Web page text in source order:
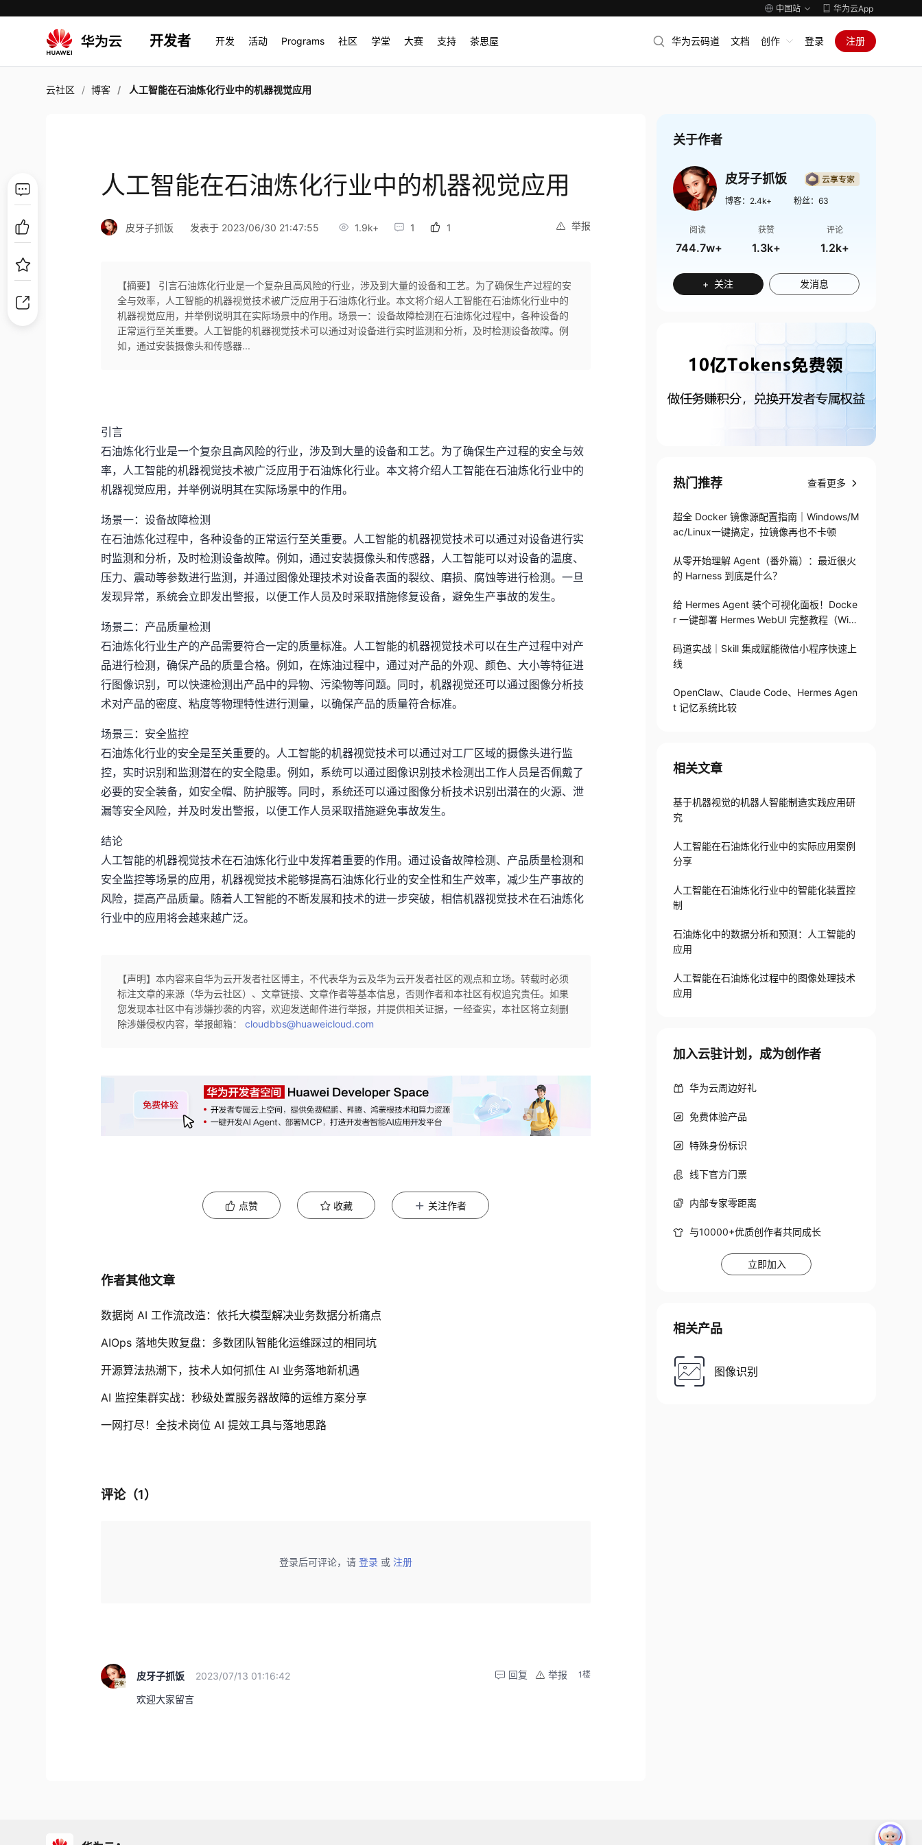
中国站 华为云App
开发者 开发 活动 Programs 社区 学堂 大赛 支持 茶思屋 华为云码道 文档 创作 登录 注册
云社区 博客 人工智能在石油炼化行业中的机器视觉应用
人工智能在石油炼化行业中的机器视觉应用
举报
皮牙子抓饭 发表于 2023/06/30 21:47:55 1.9k+ 1 1
【摘要】 引言石油炼化行业是一个复杂且高风险的行业，涉及到大量的设备和工艺。为了确保生产过程的安
全与效率，人工智能的机器视觉技术被广泛应用于石油炼化行业。本文将介绍人工智能在石油炼化行业中的
机器视觉应用，并举例说明其在实际场景中的作用。场景一：设备故障检测在石油炼化过程中，各种设备的
正常运行至关重要。人工智能的机器视觉技术可以通过对设备进行实时监测和分析，及时检测设备故障。例
如，通过安装摄像头和传感器...
引言
石油炼化行业是一个复杂且高风险的行业，涉及到大量的设备和工艺。为了确保生产过程的安全与效
率，人工智能的机器视觉技术被广泛应用于石油炼化行业。本文将介绍人工智能在石油炼化行业中的
机器视觉应用，并举例说明其在实际场景中的作用。
场景一：设备故障检测
在石油炼化过程中，各种设备的正常运行至关重要。人工智能的机器视觉技术可以通过对设备进行实
时监测和分析，及时检测设备故障。例如，通过安装摄像头和传感器，人工智能可以对设备的温度、
压力、震动等参数进行监测，并通过图像处理技术对设备表面的裂纹、磨损、腐蚀等进行检测。一旦
发现异常，系统会立即发出警报，以便工作人员及时采取措施修复设备，避免生产事故的发生。
场景二：产品质量检测
石油炼化行业生产的产品需要符合一定的质量标准。人工智能的机器视觉技术可以在生产过程中对产
品进行检测，确保产品的质量合格。例如，在炼油过程中，通过对产品的外观、颜色、大小等特征进
行图像识别，可以快速检测出产品中的异物、污染物等问题。同时，机器视觉还可以通过图像分析技
术对产品的密度、粘度等物理特性进行测量，以确保产品的质量符合标准。
场景三：安全监控
石油炼化行业的安全是至关重要的。人工智能的机器视觉技术可以通过对工厂区域的摄像头进行监
控，实时识别和监测潜在的安全隐患。例如，系统可以通过图像识别技术检测出工作人员是否佩戴了
必要的安全装备，如安全帽、防护服等。同时，系统还可以通过图像分析技术识别出潜在的火源、泄
漏等安全风险，并及时发出警报，以便工作人员采取措施避免事故发生。
结论
人工智能的机器视觉技术在石油炼化行业中发挥着重要的作用。通过设备故障检测、产品质量检测和
安全监控等场景的应用，机器视觉技术能够提高石油炼化行业的安全性和生产效率，减少生产事故的
风险，提高产品质量。随着人工智能的不断发展和技术的进一步突破，相信机器视觉技术在石油炼化
行业中的应用将会越来越广泛。
【声明】本内容来自华为云开发者社区博主，不代表华为云及华为云开发者社区的观点和立场。转载时必须
标注文章的来源（华为云社区）、文章链接、文章作者等基本信息，否则作者和本社区有权追究责任。如果
您发现本社区中有涉嫌抄袭的内容，欢迎发送邮件进行举报，并提供相关证据，一经查实，本社区将立刻删
除涉嫌侵权内容，举报邮箱：cloudbbs@huaweicloud.com
点赞 收藏 关注作者
作者其他文章
数据岗 AI 工作流改造：依托大模型解决业务数据分析痛点
AIOps 落地失败复盘：多数团队智能化运维踩过的相同坑
开源算法热潮下，技术人如何抓住 AI 业务落地新机遇
AI 监控集群实战：秒级处置服务器故障的运维方案分享
一网打尽！全技术岗位 AI 提效工具与落地思路
评论（1）
登录后可评论，请 登录 或 注册
皮牙子抓饭 2023/07/13 01:16:42 1楼
举报
回复
欢迎大家留言
关于作者
皮牙子抓饭
博客： 2.4k+ 粉丝： 63
阅读
744.7w+
获赞
1.3k+
评论
1.2k+
+ 关注 发消息
热门推荐 查看更多
超全 Docker 镜像源配置指南｜Windows/M
ac/Linux一键搞定，拉镜像再也不卡顿
从零开始理解 Agent（番外篇）：最近很火
的 Harness 到底是什么？
给 Hermes Agent 装个可视化面板！Docke
r 一键部署 Hermes WebUI 完整教程（Win
码道实战｜Skill 集成赋能微信小程序快速上
线
OpenClaw、Claude Code、Hermes Agen
t 记忆系统比较
相关文章
基于机器视觉的机器人智能制造实践应用研
究
人工智能在石油炼化行业中的实际应用案例
分享
人工智能在石油炼化行业中的智能化装置控
制
石油炼化中的数据分析和预测：人工智能的
应用
人工智能在石油炼化过程中的图像处理技术
应用
加入云驻计划，成为创作者
华为云周边好礼
免费体验产品
特殊身份标识
线下官方门票
内部专家零距离
与10000+优质创作者共同成长
立即加入
相关产品
图像识别